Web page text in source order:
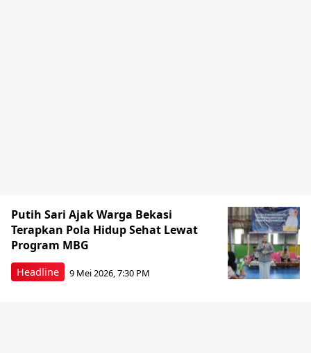
Headline
Putih Sari Ajak Warga Bekasi
Terapkan Pola Hidup Sehat Lewat
Program MBG
9 Mei 2026, 7:30 PM